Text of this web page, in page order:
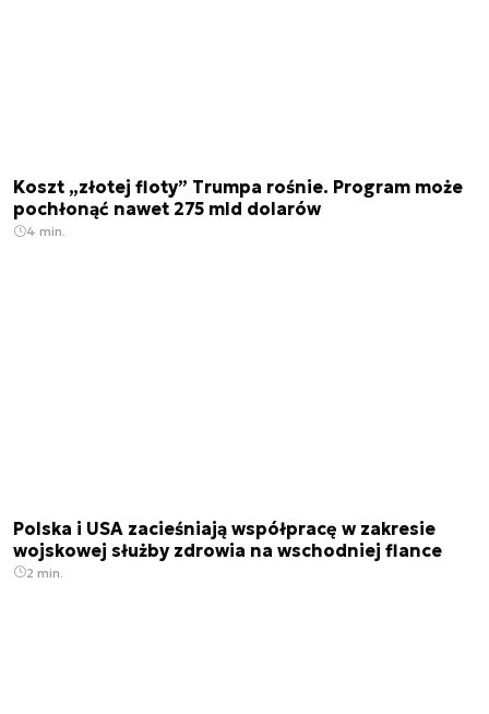
Koszt „złotej floty” Trumpa rośnie. Program może
pochłonąć nawet 275 mld dolarów
4 min.
Polska i USA zacieśniają współpracę w zakresie
wojskowej służby zdrowia na wschodniej flance
2 min.